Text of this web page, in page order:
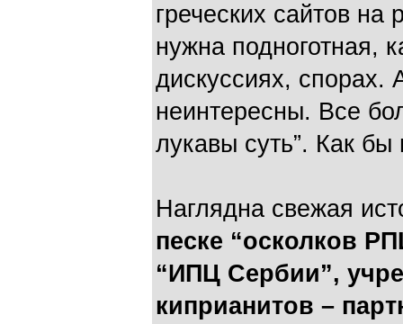
греческих сайтов
нужна подноготная,
дискуссиях, спорах.
неинтересны. Все
лукавы суть”. Как бы
Наглядна свежая
песке “осколков
“ИПЦ Сербии”,
киприанитов –